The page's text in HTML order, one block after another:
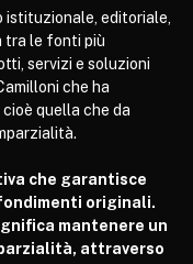
istituzionale, editoriale,
tra le fonti più
servizi e soluzioni
che ha
quella che da
che garantisce
originali.
mantenere un
attraverso